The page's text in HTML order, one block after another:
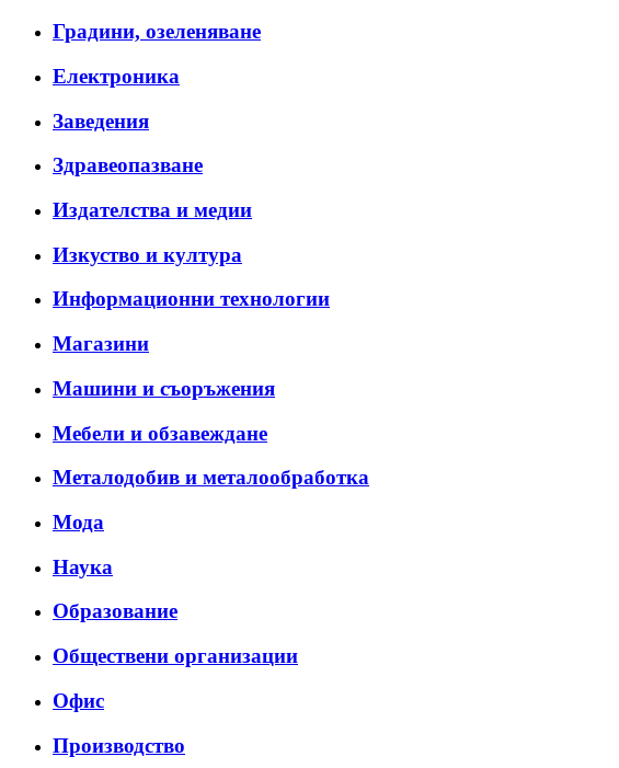
Градини, озеленяване
Електроника
Заведения
Здравеопазване
Издателства и медии
Изкуство и култура
Информационни технологии
Магазини
Машини и съоръжения
Мебели и обзавеждане
Металодобив и металообработка
Мода
Наука
Образование
Обществени организации
Офис
Производство